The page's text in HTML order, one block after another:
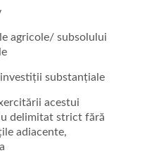
agricole/ subsolului
substanțiale
acestui
delimitat strict fără
adiacente,